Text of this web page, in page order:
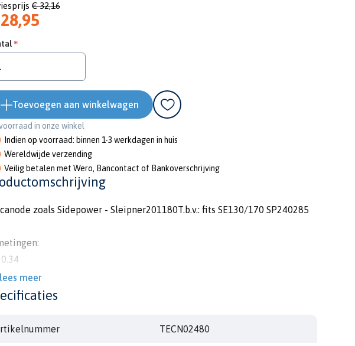
€ 32,16
Toevoegen aan winkelwagen
in onze winkel
Indien op voorraad: binnen 1-3 werkdagen in huis
Wereldwijde verzending
Veilig betalen met Wero, Bancontact of Bankoverschrijving
zoals Sidepower - Sleipner201180T.b.v.: fits SE130/170 SP240285
0.74
6mm
lees meer
TECN02480